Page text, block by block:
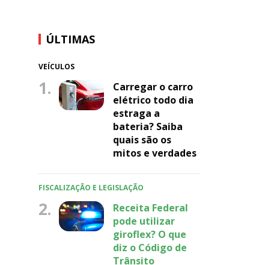
ÚLTIMAS
VEÍCULOS
1.
Carregar o carro
elétrico todo dia
estraga a
bateria? Saiba
quais são os
mitos e verdades
FISCALIZAÇÃO E LEGISLAÇÃO
2.
Receita Federal
pode utilizar
giroflex? O que
diz o Código de
Trânsito